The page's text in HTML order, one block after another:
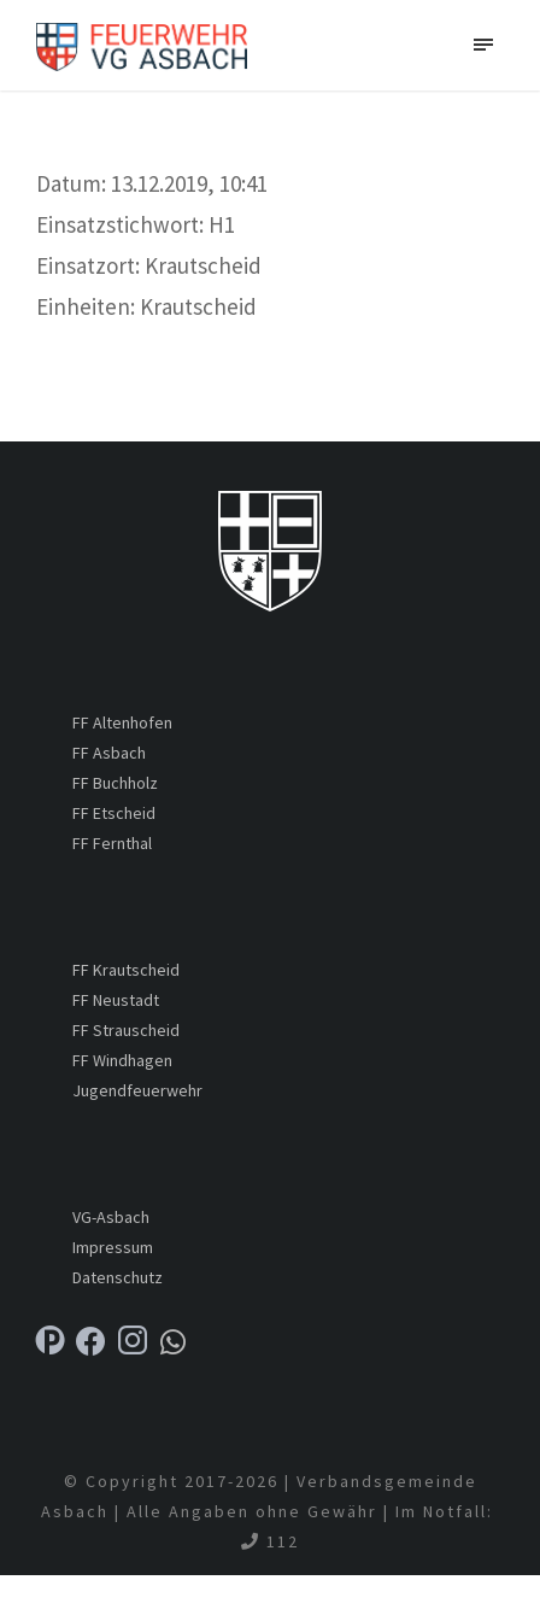
Datum: 13.12.2019, 10:41
Einsatzstichwort: H1
Einsatzort: Krautscheid
Einheiten: Krautscheid
FF Altenhofen
FF Asbach
FF Buchholz
FF Etscheid
FF Fernthal
FF Krautscheid
FF Neustadt
FF Strauscheid
FF Windhagen
Jugendfeuerwehr
VG-Asbach
Impressum
Datenschutz
© Copyright 2017-2026 | Verbandsgemeinde
Asbach | Alle Angaben ohne Gewähr | Im Notfall:
112